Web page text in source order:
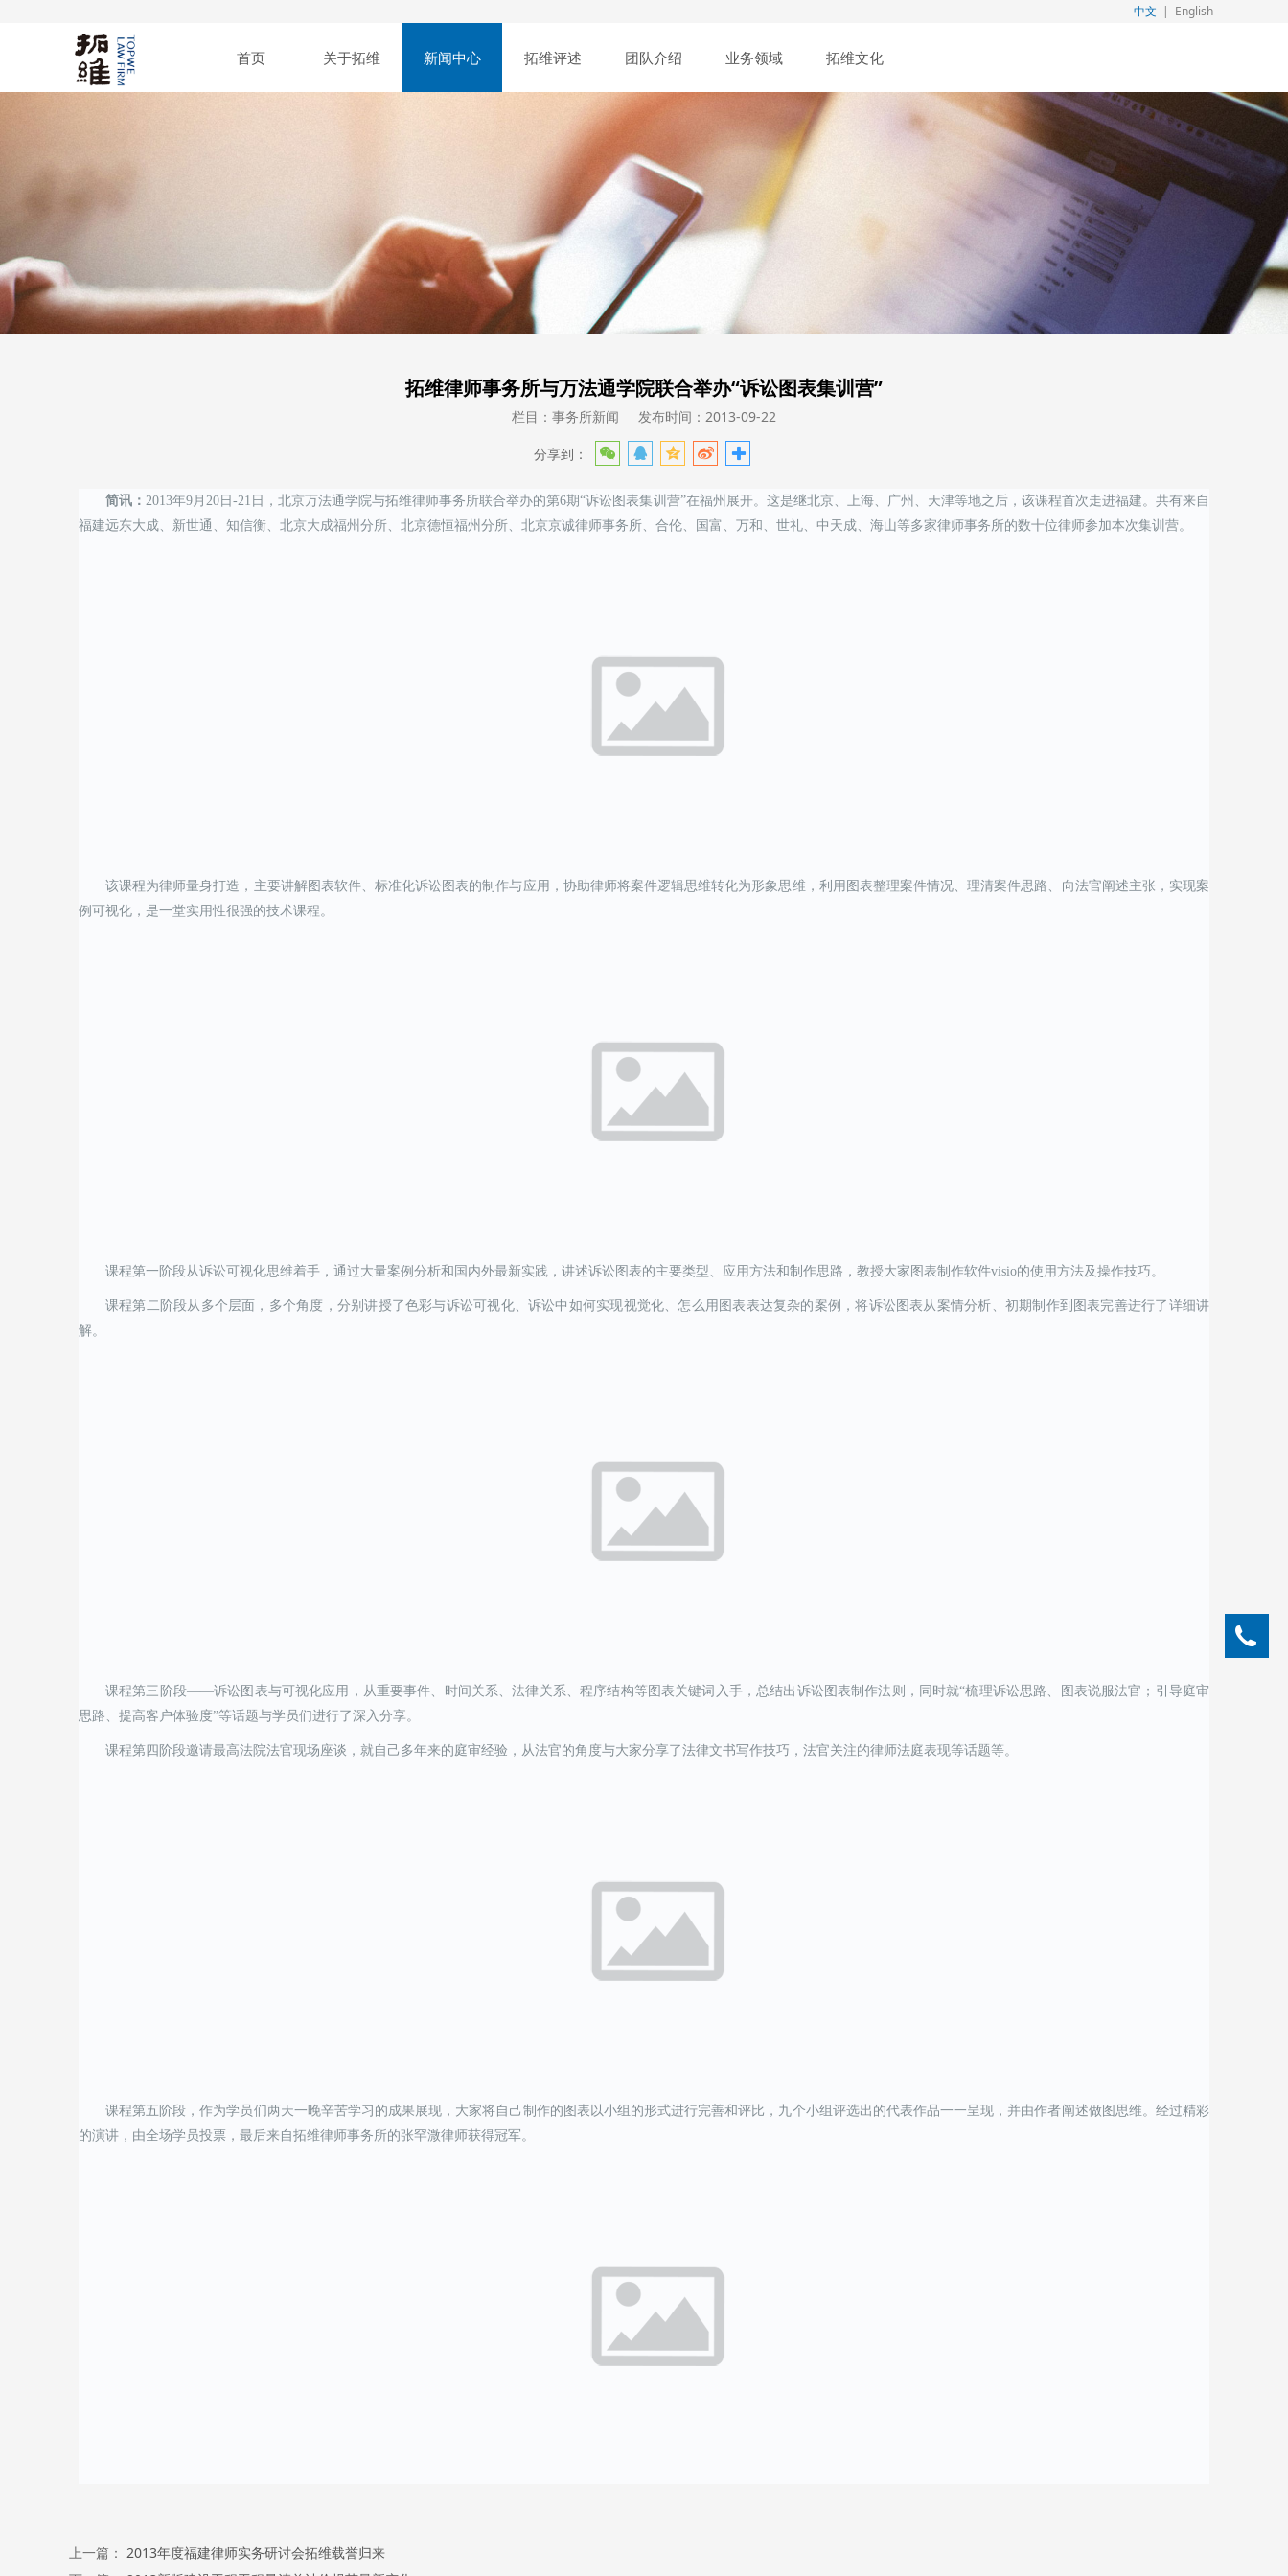
中文 | English
首页 关于拓维 新闻中心 拓维评述 团队介绍 业务领域 拓维文化
拓维律师事务所与万法通学院联合举办“诉讼图表集训营”
栏目：事务所新闻 发布时间：2013-09-22
分享到：
简讯：2013年9月20日-21日，北京万法通学院与拓维律师事务所联合举办的第6期“诉讼图表集训营”在福州展开。这是继北京、上海、广州、天津等地之后，该课程首次走进福建。共有来自
福建远东大成、新世通、知信衡、北京大成福州分所、北京德恒福州分所、北京京诚律师事务所、合伦、国富、万和、世礼、中天成、海山等多家律师事务所的数十位律师参加本次集训营。
该课程为律师量身打造，主要讲解图表软件、标准化诉讼图表的制作与应用，协助律师将案件逻辑思维转化为形象思维，利用图表整理案件情况、理清案件思路、向法官阐述主张，实现案
例可视化，是一堂实用性很强的技术课程。
课程第一阶段从诉讼可视化思维着手，通过大量案例分析和国内外最新实践，讲述诉讼图表的主要类型、应用方法和制作思路，教授大家图表制作软件visio的使用方法及操作技巧。
课程第二阶段从多个层面，多个角度，分别讲授了色彩与诉讼可视化、诉讼中如何实现视觉化、怎么用图表表达复杂的案例，将诉讼图表从案情分析、初期制作到图表完善进行了详细讲
解。
课程第三阶段——诉讼图表与可视化应用，从重要事件、时间关系、法律关系、程序结构等图表关键词入手，总结出诉讼图表制作法则，同时就“梳理诉讼思路、图表说服法官；引导庭审
思路、提高客户体验度”等话题与学员们进行了深入分享。
课程第四阶段邀请最高法院法官现场座谈，就自己多年来的庭审经验，从法官的角度与大家分享了法律文书写作技巧，法官关注的律师法庭表现等话题等。
课程第五阶段，作为学员们两天一晚辛苦学习的成果展现，大家将自己制作的图表以小组的形式进行完善和评比，九个小组评选出的代表作品一一呈现，并由作者阐述做图思维。经过精彩
的演讲，由全场学员投票，最后来自拓维律师事务所的张罕溦律师获得冠军。
上一篇： 2013年度福建律师实务研讨会拓维载誉归来